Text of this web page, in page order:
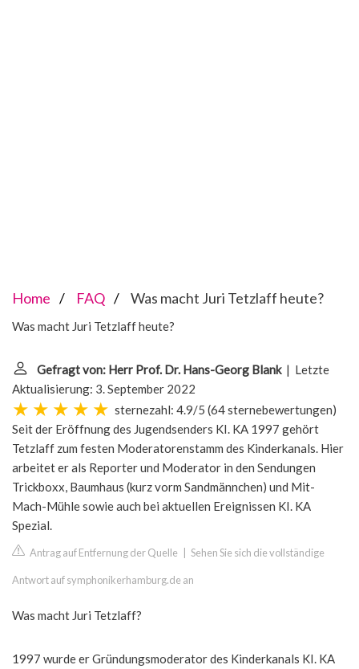
Home FAQ Was macht Juri Tetzlaff heute?
Was macht Juri Tetzlaff heute?
Gefragt von: Herr Prof. Dr. Hans-Georg Blank| Letzte
Aktualisierung: 3. September 2022
sternezahl: 4.9/5 (64 sternebewertungen)
Seit der Eröffnung des Jugendsenders KI. KA 1997 gehört
Tetzlaff zum festen Moderatorenstamm des Kinderkanals. Hier
arbeitet er als Reporter und Moderator in den Sendungen
Trickboxx, Baumhaus (kurz vorm Sandmännchen) und Mit-
Mach-Mühle sowie auch bei aktuellen Ereignissen KI. KA
Spezial.
Antrag auf Entfernung der Quelle Sehen Sie sich die vollständige
Antwort auf symphonikerhamburg.de an
Was macht Juri Tetzlaff?
1997 wurde er Gründungsmoderator des Kinderkanals KI. KA